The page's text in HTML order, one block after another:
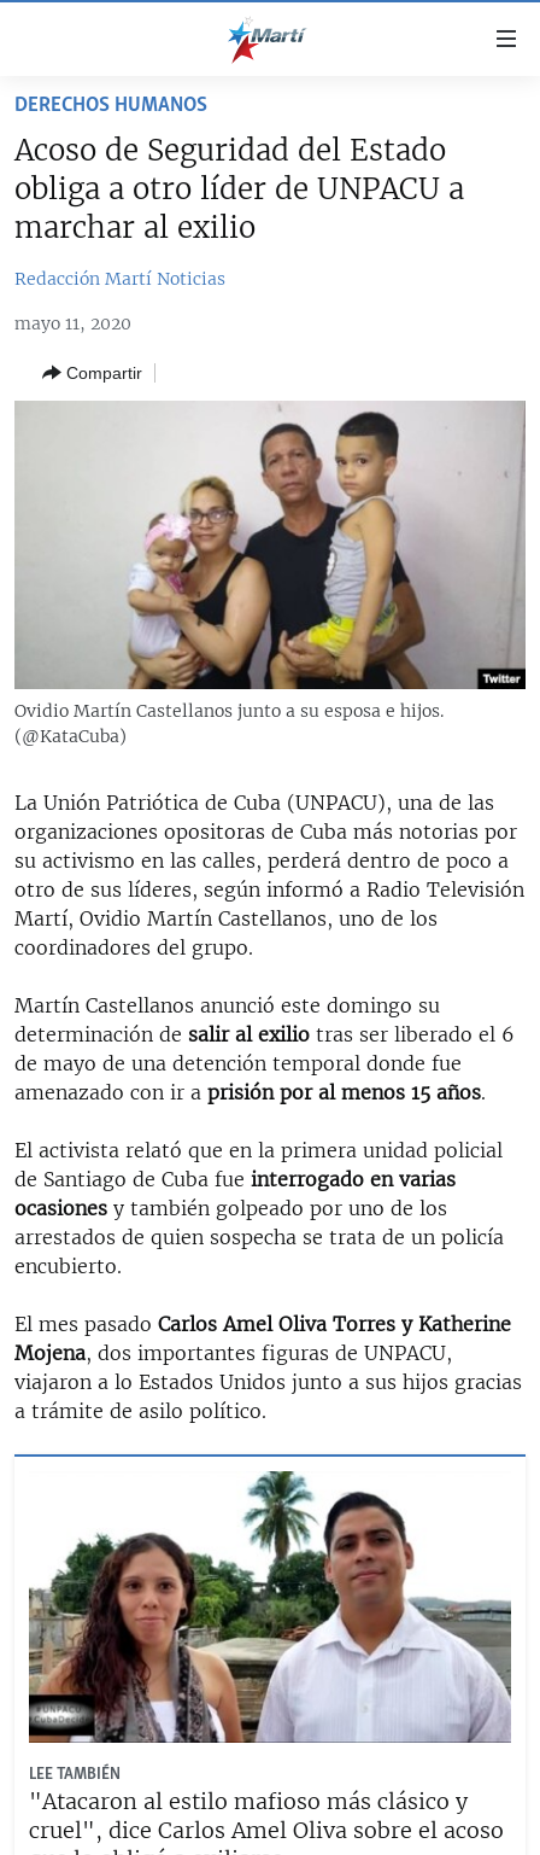
accesibilidad
al
contenido
principal
navegación
principal
CUBA
CUBA
SOBRE CUBA
ESTADOS UNIDOS
DEPORTES
AUDIOVISUALES MARTÍ
ESPECIALES
LA REALIDAD DE LA VIVIENDA EN CUBA
SER VIEJO EN CUBA
LOS SANTOS DE HIALEAH
DESINFORMACIÓN RUSA EN AMÉRICA LATINA
LA INVASIÓN DE RUSIA A UCRANIA
EDITORIALES
DERECHOS HUMANOS
Acoso de Seguridad del Estado
obliga a otro líder de UNPACU a
marchar al exilio
Redacción Martí Noticias
mayo 11, 2020
Compartir
Ovidio Martín Castellanos junto a su esposa e hijos.
(@KataCuba)
La Unión Patriótica de Cuba (UNPACU), una de las
organizaciones opositoras de Cuba más notorias por
su activismo en las calles, perderá dentro de poco a
otro de sus líderes, según informó a Radio Televisión
Martí, Ovidio Martín Castellanos, uno de los
coordinadores del grupo.
Martín Castellanos anunció este domingo su
determinación de salir al exilio tras ser liberado el 6
de mayo de una detención temporal donde fue
amenazado con ir a prisión por al menos 15 años.
El activista relató que en la primera unidad policial
de Santiago de Cuba fue interrogado en varias
ocasiones y también golpeado por uno de los
arrestados de quien sospecha se trata de un policía
encubierto.
El mes pasado Carlos Amel Oliva Torres y Katherine
Mojena, dos importantes figuras de UNPACU,
viajaron a lo Estados Unidos junto a sus hijos gracias
a trámite de asilo político.
LEE TAMBIÉN
"Atacaron al estilo mafioso más clásico y
cruel", dice Carlos Amel Oliva sobre el acoso